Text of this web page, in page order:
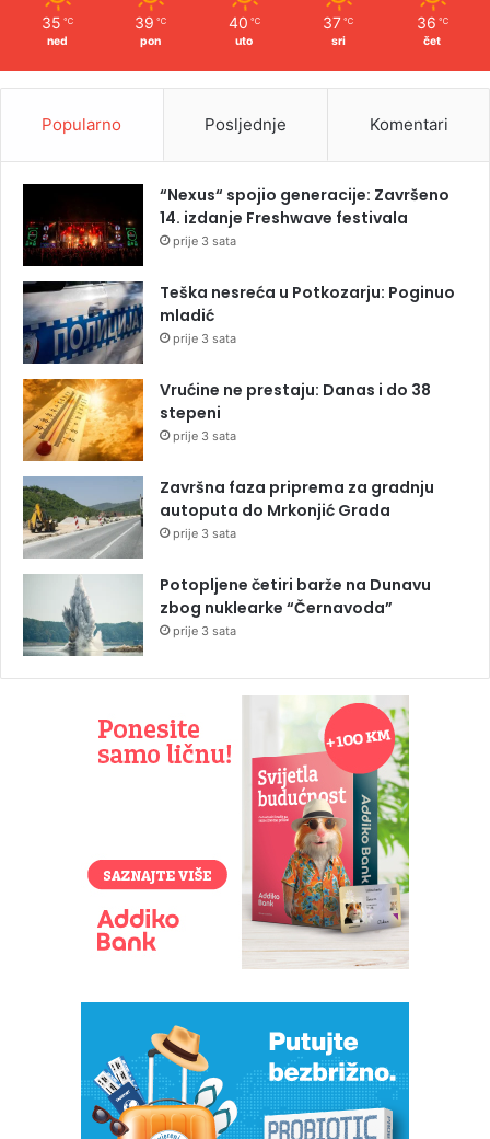
35 ℃
ned
39 ℃
pon
40 ℃
uto
37 ℃
sri
36 ℃
čet
Popularno Posljednje Komentari
“Nexus“ spojio generacije: Završeno
14. izdanje Freshwave festivala
prije 3 sata
Teška nesreća u Potkozarju: Poginuo
mladić
prije 3 sata
Vrućine ne prestaju: Danas i do 38
stepeni
prije 3 sata
Završna faza priprema za gradnju
autoputa do Mrkonjić Grada
prije 3 sata
Potopljene četiri barže na Dunavu
zbog nuklearke “Černavoda”
prije 3 sata